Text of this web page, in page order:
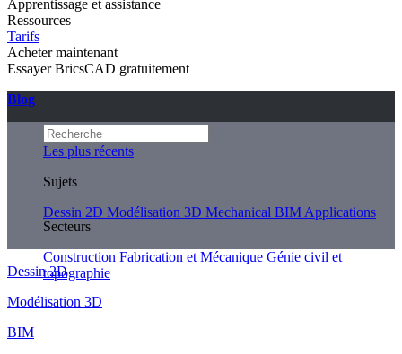
Apprentissage et assistance
Ressources
Tarifs
Acheter maintenant
Essayer BricsCAD gratuitement
Blog
Les plus récents
Sujets
Dessin 2D Modélisation 3D Mechanical BIM Applications
Secteurs
Construction Fabrication et Mécanique Génie civil et
topographie
Dessin 2D
Modélisation 3D
BIM